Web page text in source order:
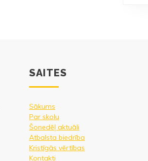
SAITES
Sākums
Par skolu
Šonedēļ aktuāli
Atbalsta biedrība
Kristīgās vērtības
Kontakti